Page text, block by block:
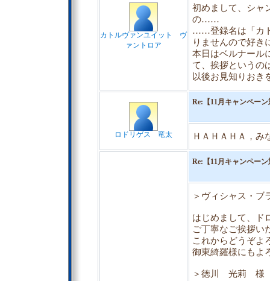
カトルヴァンユイット ヴ
ァントロア
初めまして、シャ
の……
……登録名は「カ
りませんので好き
本日はベルナール
て、挨拶というの
以後お見知りおき
ロドリゲス 竜太
Re:【11月キャンペー
ＨＡＨＡＨＡ，み
Re:【11月キャンペー
＞ヴィシャス・
はじめまして、ド
ご丁寧なご挨拶い
これからどうぞよ
御東綺羅様にもよ
＞徳川 光莉 様